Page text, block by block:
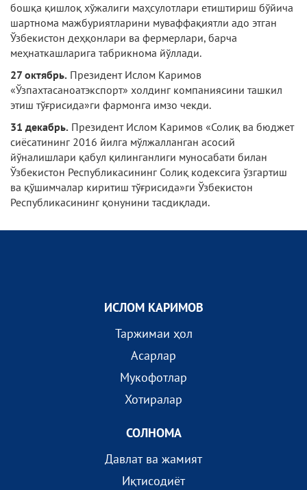
бошқа қишлоқ хўжалиги маҳсулотлари етиштириш бўйича
шартнома мажбуриятларини муваффақиятли адо этган
Ўзбекистон деҳқонлари ва фермерлари, барча
меҳнаткашларига табрикнома йўллади.
27 октябрь. Президент Ислом Каримов
«Ўзпахтасаноатэкспорт» холдинг компаниясини ташкил
этиш тўғрисида»ги фармонга имзо чекди.
31 декабрь. Президент Ислом Каримов «Солиқ ва бюджет
сиёсатининг 2016 йилга мўлжалланган асосий
йўналишлари қабул қилинганлиги муносабати билан
Ўзбекистон Республикасининг Солиқ кодексига ўзгартиш
ва қўшимчалар киритиш тўғрисида»ги Ўзбекистон
Республикасининг қонунини тасдиқлади.
ИСЛОМ КАРИМОВ
Таржимаи ҳол
Асарлар
Мукофотлар
Хотиралар
СОЛНОМА
Давлат ва жамият
Иқтисодиёт